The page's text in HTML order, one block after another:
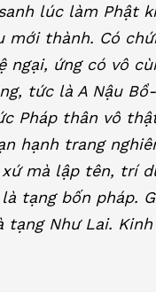
lúc làm Phật
mới thành. Có
ngại, ứng có vô
tức là A Nậu
Pháp thân vô
hạnh trang
mà lập tên, trí
tạng bốn pháp.
Như Lai.